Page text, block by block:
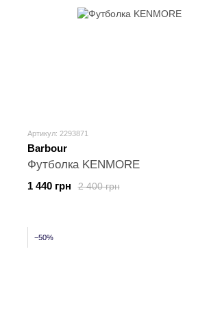
Артикул: 2293871
Barbour
Футболка KENMORE
2 400 грн
1 440 грн
−50%